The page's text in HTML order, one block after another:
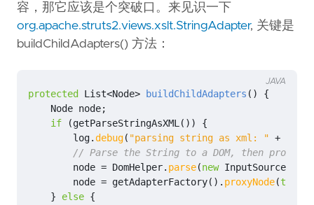
容，那它应该是个突破口。来见识一下
org.apache.struts2.views.xslt.StringAdapter, 关键是
buildChildAdapters() 方法：
protected List<Node> buildChildAdapters ()
{
Node node;
if
(getParseStringAsXML())
{
log.debug( "parsing string as xml: " +
// Parse the String to a DOM, then proxy
node = DomHelper. parse(new InputSource
node = getAdapterFactory(). proxyNode(this
}
else {
JAVA